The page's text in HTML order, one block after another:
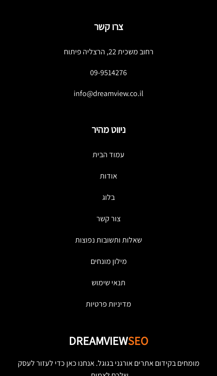
צרו קשר
רחוב משכית 22, הרצליה פיתוח
09-9514276
info@dreamview.co.il
ניווט מהיר
עמוד הבית
אודות
בלוג
צור קשר
שאלות ותשובות נפוצות
מילון מונחים
תנאי שימוש
מדיניות פרטיות
DREAMVIEWSEO
מומחים בקידום אתרים אורגני בגוגל. אנחנו כאן כדי לעזור לעסק